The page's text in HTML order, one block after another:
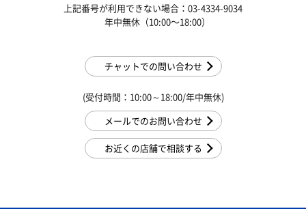
上記番号が利用できない場合：03-4334-9034
年中無休（10:00〜18:00）
チャットでの問い合わせ
(受付時間：10:00～18:00/年中無休)
メールでのお問い合わせ
お近くの店舗で相談する